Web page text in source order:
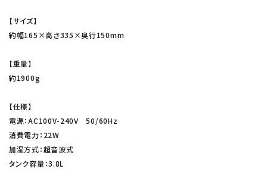
【サイズ】
約幅165×高さ335×奥行150mm
【重量】
約1900g
【仕様】
電源：AC100V-240V 50/60Hz
消費電力：22W
加湿方式：超音波式
タンク容量：3.8L